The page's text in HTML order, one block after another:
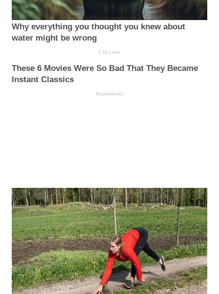
Why everything you thought you knew about
water might be wrong
CTA Love
These 6 Movies Were So Bad That They Became
Instant Classics
Brainberries